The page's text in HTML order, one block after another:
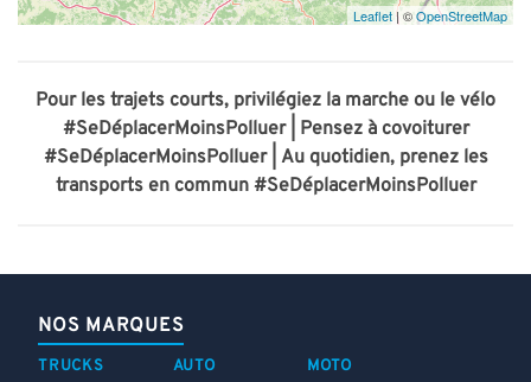
Leaflet| ©OpenStreetMap
Pour les trajets courts, privilégiez la marche ou le vélo
#SeDéplacerMoinsPolluer | Pensez à covoiturer
#SeDéplacerMoinsPolluer | Au quotidien, prenez les
transports en commun #SeDéplacerMoinsPolluer
NOS MARQUES
TRUCKS AUTO MOTO